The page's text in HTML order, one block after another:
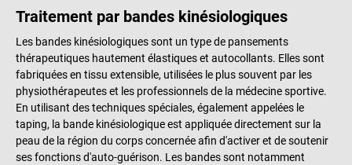
Traitement par bandes kinésiologiques
Les bandes kinésiologiques sont un type de pansements
thérapeutiques hautement élastiques et autocollants. Elles sont
fabriquées en tissu extensible, utilisées le plus souvent par les
physiothérapeutes et les professionnels de la médecine sportive.
En utilisant des techniques spéciales, également appelées le
taping, la bande kinésiologique est appliquée directement sur la
peau de la région du corps concernée afin d'activer et de soutenir
ses fonctions d'auto-guérison. Les bandes sont notamment